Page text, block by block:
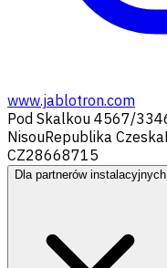
www.jablotron.com
Pod Skalkou 4567/33
NisouRepublika Czeska
CZ28668715
Dla partnerów instalacyjnych